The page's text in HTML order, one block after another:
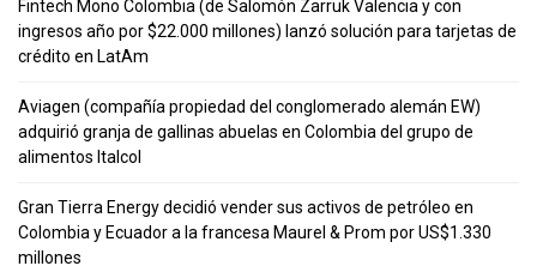
Fintech Mono Colombia (de Salomón Zarruk Valencia y con
ingresos año por $22.000 millones) lanzó solución para tarjetas de
crédito en LatAm
Aviagen (compañía propiedad del conglomerado alemán EW)
adquirió granja de gallinas abuelas en Colombia del grupo de
alimentos Italcol
Gran Tierra Energy decidió vender sus activos de petróleo en
Colombia y Ecuador a la francesa Maurel & Prom por US$1.330
millones